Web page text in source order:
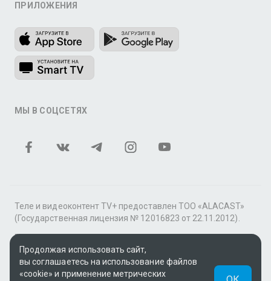
ПРИЛОЖЕНИЯ
МЫ В СОЦСЕТЯХ
Теле и видеоконтент TV+ предоставлен ТОО «ALACAST»
(Государственная лицензия № 12016823 от 22.11.2012).
В рамках услуги «Видео по подписке» для «Пакета
фильмов и сериалов tv+» контент предоставляется
онлайн-кинотеатром MEGOGO.
Продолжая использовать сайт,
вы соглашаетесь на использование файлов
«cookie» и применение метрических